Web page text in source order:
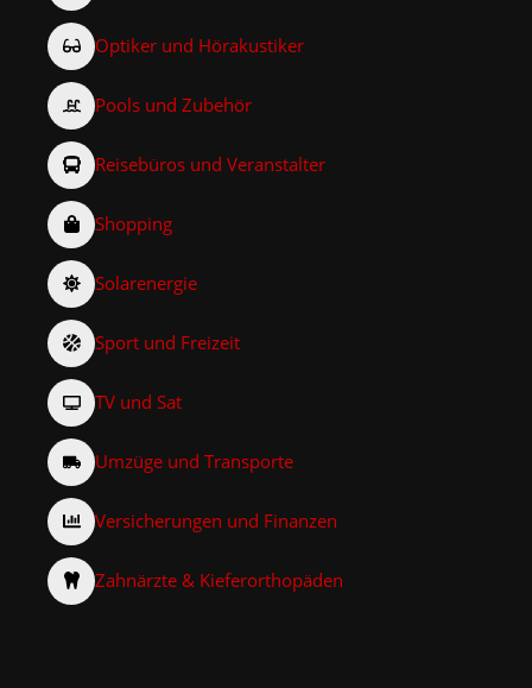
Optiker und Hörakustiker
Pools und Zubehör
Reisebüros und Veranstalter
Shopping
Solarenergie
Sport und Freizeit
TV und Sat
Umzüge und Transporte
Versicherungen und Finanzen
Zahnärzte & Kieferorthopäden